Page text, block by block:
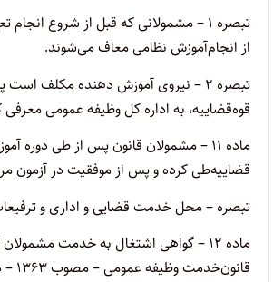
‌تبصره ۱ – مشمولانی که قبل از شروع
از انجام‌آموزش نظامی معاف می‌شوند.
‌تبصره ۲ – نیروی آموزش دهنده مکلف
قوه‌قضاییه، به اداره کل وظیفه عمومی معرفی
‌ماده ۱۱ – مشمولان قانون پس از طی
قضاییه‌طی کرده و پس از موفقیت در آزمون
‌تبصره – محل خدمت قضایی و اداری و
قانون‌خدمت وظیفه عمومی – مصوب ۱۳۶۳ – در نظر گرفته شده است.